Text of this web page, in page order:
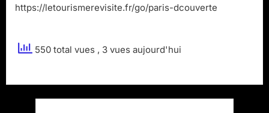
https://letourismerevisite.fr/go/paris-dcouverte
550 total vues , 3 vues aujourd'hui